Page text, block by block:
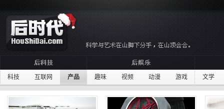
科技 互联网 产品 趣味 视频 动漫 游戏 文学